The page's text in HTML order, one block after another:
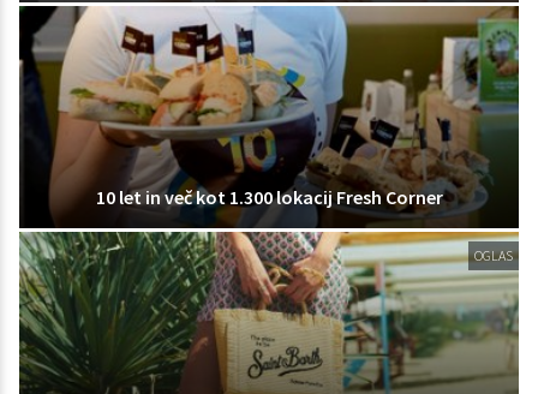
10 let in več kot 1.300 lokacij Fresh Corner
OGLAS